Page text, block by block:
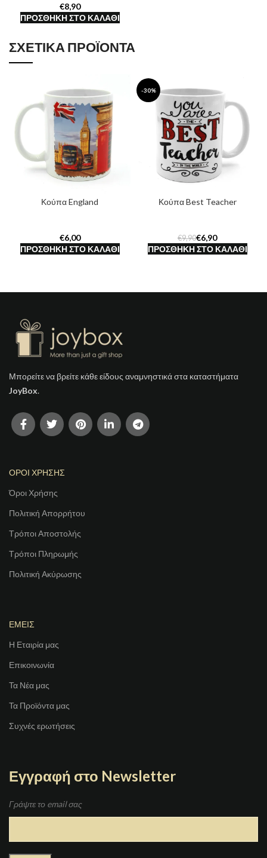
€
ΠΡΟΣΘΉΚΗ ΣΤΟ ΚΑΛΆΘΙ
ΣΧΕΤΙΚΆ ΠΡΟΪΌΝΤΑ
Κούπα England
€
ΠΡΟΣΘΉΚΗ ΣΤΟ ΚΑΛΆΘΙ
-30%
Κούπα Best Teacher
€9,90€6,90
ΠΡΟΣΘΉΚΗ ΣΤΟ ΚΑΛΆΘΙ
Μπορείτε να βρείτε κάθε είδους αναμνηστικά στα καταστήματα
JoyBox.
ΟΡΟΙ ΧΡΗΣΗΣ
Όροι Χρήσης
Πολιτική Απορρήτου
Τρόποι Αποστολής
Τρόποι Πληρωμής
Πολιτική Ακύρωσης
ΕΜΕΙΣ
Η Εταιρία μας
Επικοινωνία
Τα Νέα μας
Τα Προϊόντα μας
Συχνές ερωτήσεις
Εγγραφή στο Newsletter
Γράψτε το email σας